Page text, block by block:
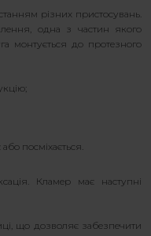
різних пристосувань.
одна з частин якого
монтується до протезного
посміхається.
Кламер має наступні
що дозволяє забезпечити